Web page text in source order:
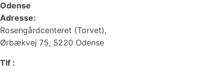
Odense
Adresse:
Rosengårdcenteret (Torvet),
Ørbækvej 75, 5220 Odense
Tlf :